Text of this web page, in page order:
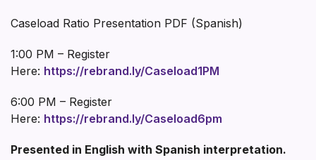
Caseload Ratio Presentation PDF (Spanish)
1:00 PM – Register
Here: https://rebrand.ly/Caseload1PM
6:00 PM – Register
Here: https://rebrand.ly/Caseload6pm
Presented in English with Spanish interpretation.